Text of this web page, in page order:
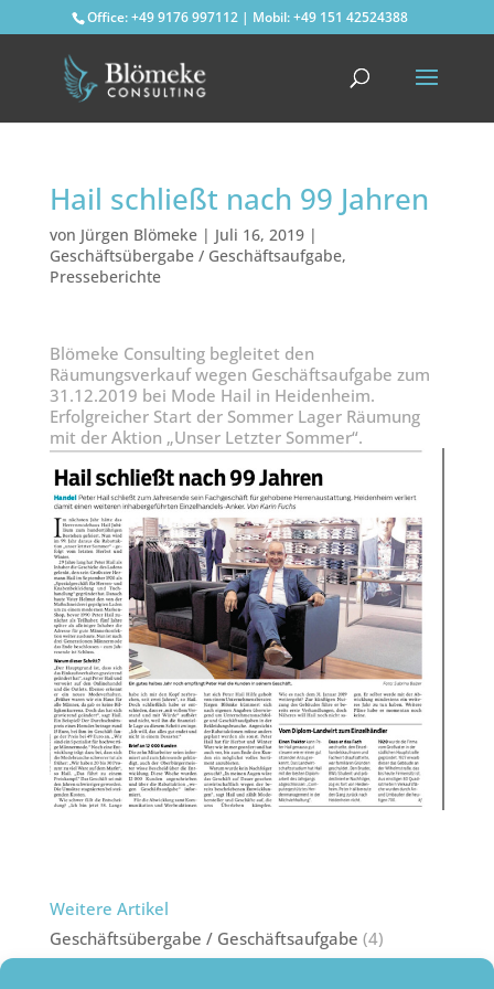
Office: +49 9176 997112 | Mobil: +49 151 42524388
Hail schließt nach 99 Jahren
von Jürgen Blömeke| Juli 16, 2019|
Geschäftsübergabe / Geschäftsaufgabe,
Presseberichte
Blömeke Consulting begleitet den
Räumungsverkauf wegen Geschäftsaufgabe zum
31.12.2019 bei Mode Hail in Heidenheim.
Erfolgreicher Start der Sommer Lager Räumung
mit der Aktion „Unser Letzter Sommer“.
Weitere Artikel
Geschäftsübergabe / Geschäftsaufgabe (4)